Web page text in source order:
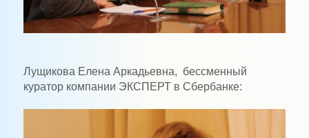
Лущикова Елена Аркадьевна, бессменный
куратор компании ЭКСПЕРТ в Сбербанке: